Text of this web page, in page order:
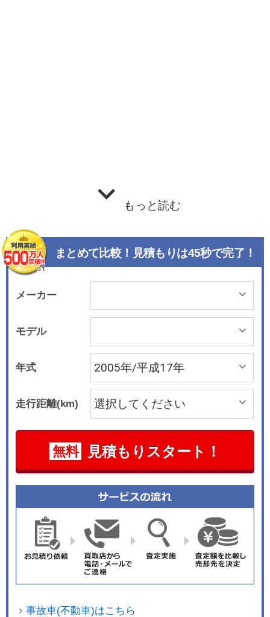
もっと読む
まとめて比較！見積もりは45秒で完了！
メーカー
モデル
年式
走行距離(km)
無料 見積もりスタート！
事故車(不動車)はこちら